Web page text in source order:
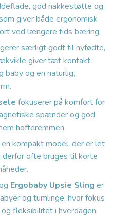
god nakkestøtte og
giver både ergonomisk
ved længere tids bæring.
særligt godt til nyfødte,
giver tæt kontakt
og en naturlig,
fokuserer på komfort for
spænder og god
hofteremmen.
kompakt model, der er let
ofte bruges til korte
Ergobaby Upsie Sling er
og tumlinge, hvor fokus
fleksibilitet i hverdagen.